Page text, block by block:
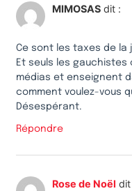
MIMOSAS dit :
Ce sont les taxes de la
Et seuls les
médias et enseignent
comment voulez-vous
Désespérant.
Répondre
Rose de Noël dit